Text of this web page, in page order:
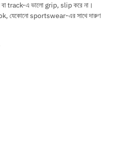
track-এ ভালো grip, slip করে না।
sportswear-এর সাথে দারুণ